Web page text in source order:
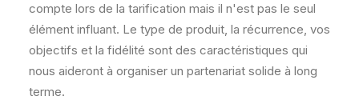
compte lors de la tarification mais il n'est pas le seul
élément influant. Le type de produit, la récurrence, vos
objectifs et la fidélité sont des caractéristiques qui
nous aideront à organiser un partenariat solide à long
terme.